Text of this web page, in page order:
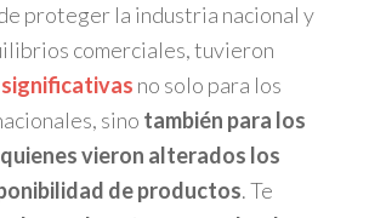
proteger la industria nacional y
comerciales, tuvieron
no solo para los
sino también para los
vieron alterados los
de productos. Te